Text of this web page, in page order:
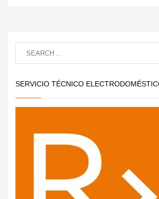
SERVICIO TÉCNICO